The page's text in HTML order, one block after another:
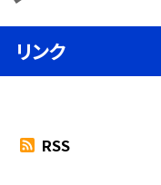
リンク
RSS